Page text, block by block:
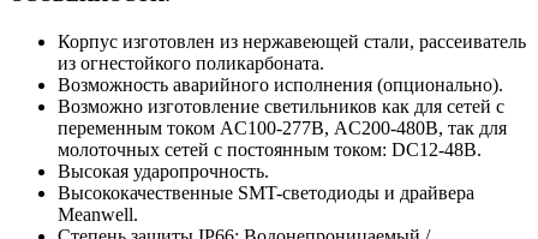
Корпус изготовлен из нержавеющей стали, рассеиватель
из огнестойкого поликарбоната.
Возможность аварийного исполнения (опционально).
Возможно изготовление светильников как для сетей с
переменным током AC100-277В, AС200-480В, так для
молоточных сетей с постоянным током: DC12-48В.
Высокая ударопрочность.
Высококачественные SMT-светодиоды и драйвера
Meanwell.